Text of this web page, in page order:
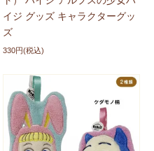
イジ グッズ キャラクターグッ
ズ
330円(税込)